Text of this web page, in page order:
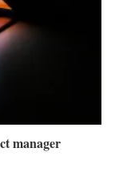
manager